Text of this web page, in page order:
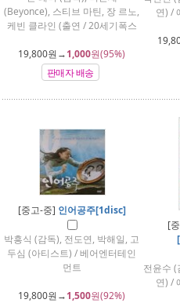
(Beyonce), 스티브 마틴, 장 르노,
케빈 클라인 (출연 / 20세기폭스
19,800원→1,000원(95%)
판매자 배송
연) /
[중고-중] 인어공주[1disc]
박흥식 (감독), 전도연, 박해일, 고
두심 (아티스트) / 베어엔터테인
먼트
19,800원→1,500원(92%)
[
전윤수
연) /